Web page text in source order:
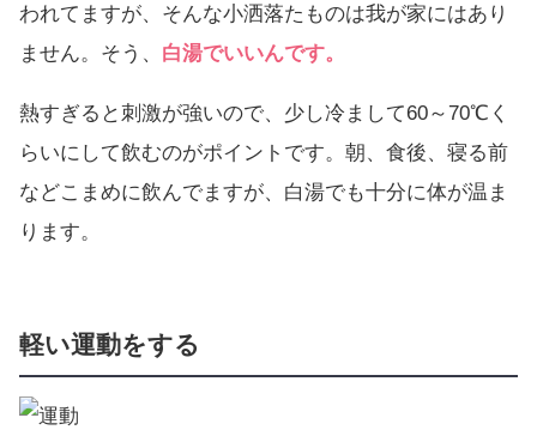
われてますが、そんな小洒落たものは我が家にはあり
ません。そう、 白湯でいいんです。
熱すぎると刺激が強いので、少し冷まして60～70℃く
らいにして飲むのがポイントです。朝、食後、寝る前
などこまめに飲んでますが、白湯でも十分に体が温ま
ります。
軽い運動をする